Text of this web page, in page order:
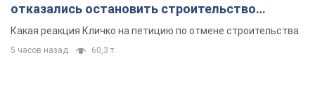
отказались остановить строительство
небоскреба "московского верующего"
Какая реакция Кличко на петицию по отмене строительства
5 часов назад 60,3 т.